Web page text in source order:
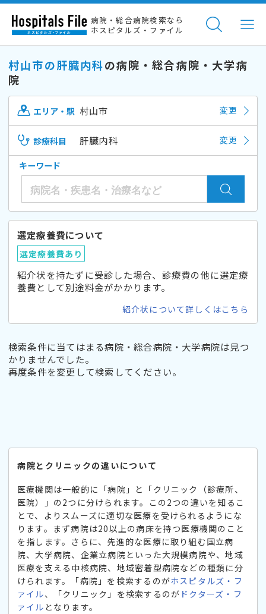
病院・総合病院検索なら
ホスピタルズ・ファイル
村山市の肝臓内科の病院・総合病院・大学病
院
エリア・駅 村山市 変更
診療科目 肝臓内科 変更
キーワード
選定療養費について
選定療養費あり
紹介状を持たずに受診した場合、診療費の他に選定療
養費として別途料金がかかります。
紹介状について詳しくはこちら
検索条件に当てはまる病院・総合病院・大学病院は見つ
かりませんでした。
再度条件を変更して検索してください。
病院とクリニックの違いについて
医療機関は一般的に「病院」と「クリニック（診療所、
医院）」の2つに分けられます。この2つの違いを知るこ
とで、よりスムーズに適切な医療を受けられるようにな
ります。まず病院は20以上の病床を持つ医療機関のこと
を指します。さらに、先進的な医療に取り組む国立病
院、大学病院、企業立病院といった大規模病院や、地域
医療を支える中核病院、地域密着型病院などの種類に分
けられます。「病院」を検索するのがホスピタルズ・フ
ァイル、「クリニック」を検索するのが ドクターズ・フ
ァイル となります。